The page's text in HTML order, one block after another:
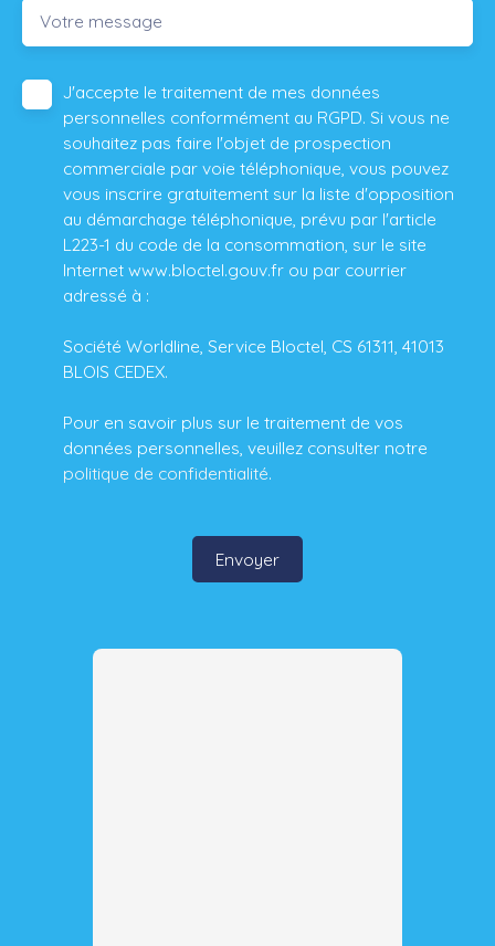
Votre message
J'accepte le traitement de mes données
personnelles conformément au RGPD. Si vous ne
souhaitez pas faire l'objet de prospection
commerciale par voie téléphonique, vous pouvez
vous inscrire gratuitement sur la liste d'opposition
au démarchage téléphonique, prévu par l'article
L223-1 du code de la consommation, sur le site
Internet www.bloctel.gouv.fr ou par courrier
adressé à :
Société Worldline, Service Bloctel, CS 61311, 41013
BLOIS CEDEX.
Pour en savoir plus sur le traitement de vos
données personnelles, veuillez consulter notre
politique de confidentialité.
Envoyer